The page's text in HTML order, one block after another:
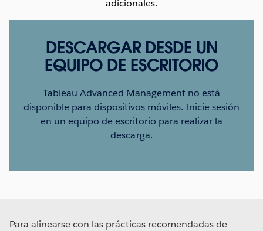
adicionales.
DESCARGAR DESDE UN
EQUIPO DE ESCRITORIO
Tableau Advanced Management no está
disponible para dispositivos móviles. Inicie sesión
en un equipo de escritorio para realizar la
descarga.
Para alinearse con las prácticas recomendadas de